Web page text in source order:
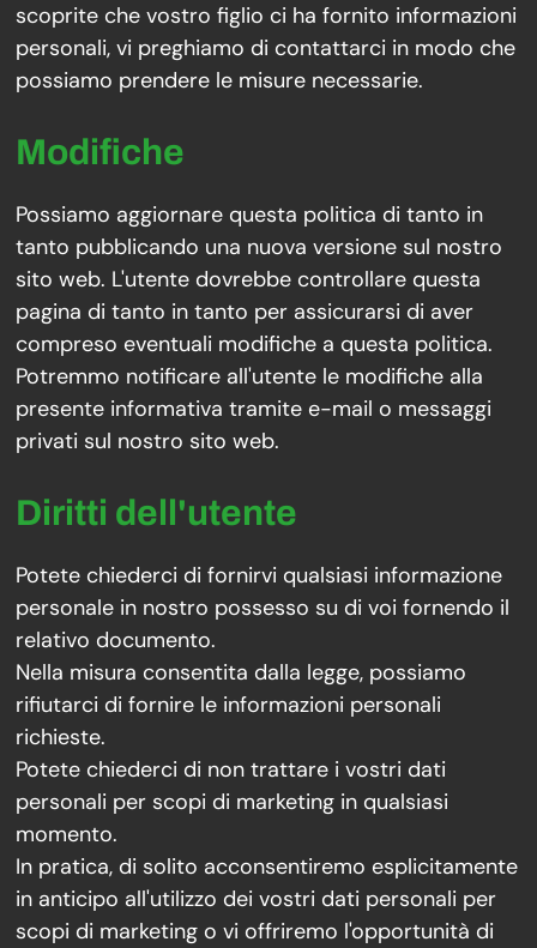
scoprite che vostro figlio ci ha fornito informazioni
personali, vi preghiamo di contattarci in modo che
possiamo prendere le misure necessarie.
Modifiche
Possiamo aggiornare questa politica di tanto in
tanto pubblicando una nuova versione sul nostro
sito web. L'utente dovrebbe controllare questa
pagina di tanto in tanto per assicurarsi di aver
compreso eventuali modifiche a questa politica.
Potremmo notificare all'utente le modifiche alla
presente informativa tramite e-mail o messaggi
privati sul nostro sito web.
Diritti dell'utente
Potete chiederci di fornirvi qualsiasi informazione
personale in nostro possesso su di voi fornendo il
relativo documento.
Nella misura consentita dalla legge, possiamo
rifiutarci di fornire le informazioni personali
richieste.
Potete chiederci di non trattare i vostri dati
personali per scopi di marketing in qualsiasi
momento.
In pratica, di solito acconsentiremo esplicitamente
in anticipo all'utilizzo dei vostri dati personali per
scopi di marketing o vi offriremo l'opportunità di